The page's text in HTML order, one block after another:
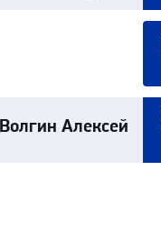
Волгин Алексей